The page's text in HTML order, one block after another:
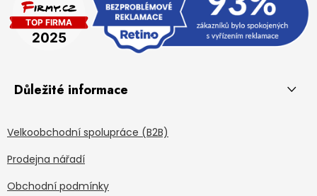
Důležité informace
Velkoobchodní spolupráce (B2B)
Prodejna nářadí
Obchodní podmínky